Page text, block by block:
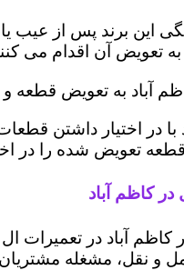
این برند پس از عیب
به تعویض آن اقدام می
آباد به تعویض قطعه
در اختیار داشتن
قطعه تعویض شده را در
کاظم آباد
کاظم آباد در
و نقل، مشغله